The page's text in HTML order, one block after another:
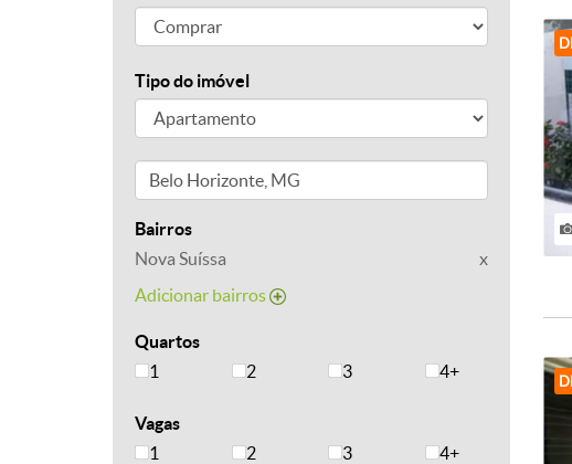
Tipo do imóvel
Bairros
Nova Suíssa
x
Adicionar bairros
Quartos
1
2 3 4+
Vagas
1
2 3 4+